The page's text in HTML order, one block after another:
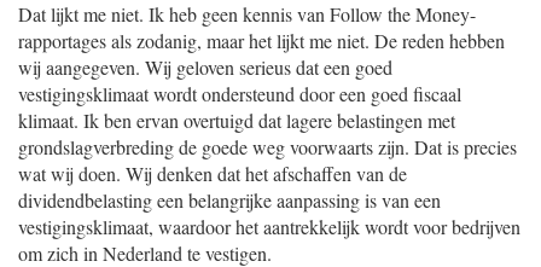
Dat lijkt me niet. Ik heb geen kennis van Follow the Money-
rapportages als zodanig, maar het lijkt me niet. De reden hebben
wij aangegeven. Wij geloven serieus dat een goed
vestigingsklimaat wordt ondersteund door een goed fiscaal
klimaat. Ik ben ervan overtuigd dat lagere belastingen met
grondslagverbreding de goede weg voorwaarts zijn. Dat is precies
wat wij doen. Wij denken dat het afschaffen van de
dividendbelasting een belangrijke aanpassing is van een
vestigingsklimaat, waardoor het aantrekkelijk wordt voor bedrijven
om zich in Nederland te vestigen.